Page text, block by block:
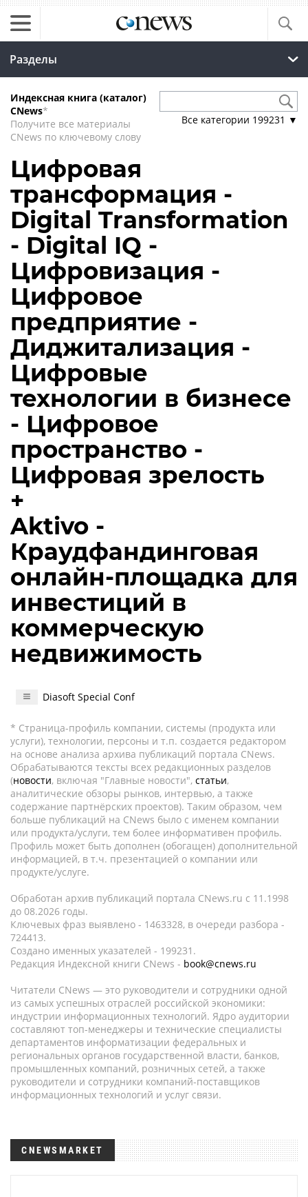
Разделы
Индексная книга (каталог)
CNews*
Получите все материалы
CNews по ключевому слову
Все категории 199231 ▼
Цифровая
трансформация -
Digital Transformation
- Digital IQ -
Цифровизация -
Цифровое
предприятие -
Диджитализация -
Цифровые
технологии в бизнесе
- Цифровое
пространство -
Цифровая зрелость
+
Aktivo -
Краудфандинговая
онлайн-площадка для
инвестиций в
коммерческую
недвижимость
Diasoft Special Conf
* Страница-профиль компании, системы (продукта или
услуги), технологии, персоны и т.п. создается редактором
на основе анализа архива публикаций портала CNews.
Обрабатываются тексты всех редакционных разделов
(новости, включая "Главные новости", статьи,
аналитические обзоры рынков, интервью, а также
содержание партнёрских проектов). Таким образом, чем
больше публикаций на CNews было с именем компании
или продукта/услуги, тем более информативен профиль.
Профиль может быть дополнен (обогащен) дополнительной
информацией, в т.ч. презентацией о компании или
продукте/услуге.
Обработан архив публикаций портала CNews.ru c 11.1998
до 08.2026 годы.
Ключевых фраз выявлено - 1463328, в очереди разбора -
724413.
Создано именных указателей - 199231.
Редакция Индексной книги CNews - book@cnews.ru
Читатели CNews — это руководители и сотрудники одной
из самых успешных отраслей российской экономики:
индустрии информационных технологий. Ядро аудитории
составляют топ-менеджеры и технические специалисты
департаментов информатизации федеральных и
региональных органов государственной власти, банков,
промышленных компаний, розничных сетей, а также
руководители и сотрудники компаний-поставщиков
информационных технологий и услуг связи.
CNEWSMARKET